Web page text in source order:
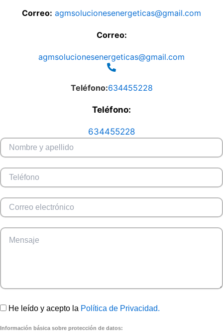
Correo: agmsolucionesenergeticas@gmail.com
Correo:
agmsolucionesenergeticas@gmail.com
Teléfono:634455228
Teléfono:
634455228
He leído y acepto la Política de Privacidad.
Información básica sobre protección de datos: